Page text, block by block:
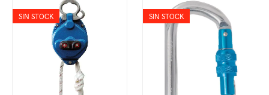
SIN STOCK SIN STOCK